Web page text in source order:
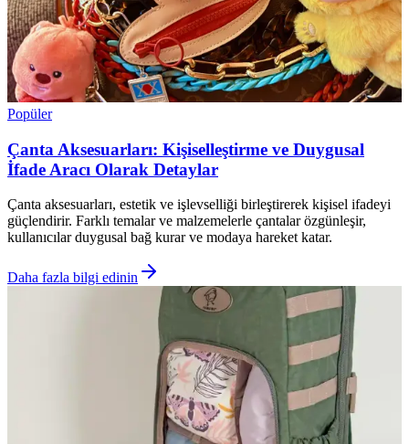
Popüler
Çanta Aksesuarları: Kişiselleştirme ve Duygusal
İfade Aracı Olarak Detaylar
Çanta aksesuarları, estetik ve işlevselliği birleştirerek kişisel ifadeyi
güçlendirir. Farklı temalar ve malzemelerle çantalar özgünleşir,
kullanıcılar duygusal bağ kurar ve modaya hareket katar.
Daha fazla bilgi edinin